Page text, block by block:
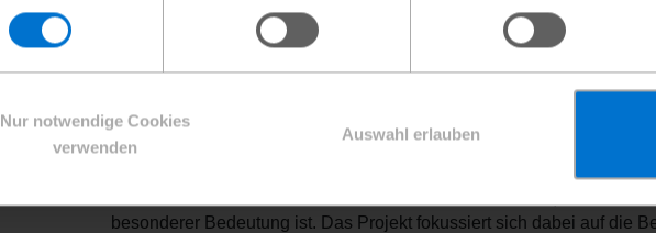
Nur notwendige Cookies
verwenden
Auswahl erlauben
Unsere Projektziele
Das Hauptziel dieses Projektes trägt dazu bei, die UN-Kinderrechte
Damit soll erreicht werden, dass Kinder eine reale Chance erhalten,
selbstbewusste Mitglieder der Gesellschaft in das soziale
dieses Ziels ist das Aufwachsen in Sicherheit und Würde, wofür das
besonderer Bedeutung ist. Das Projekt fokussiert sich dabei auf die